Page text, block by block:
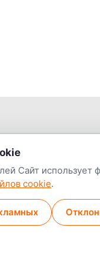
подготовка и
Сайт
cookie.